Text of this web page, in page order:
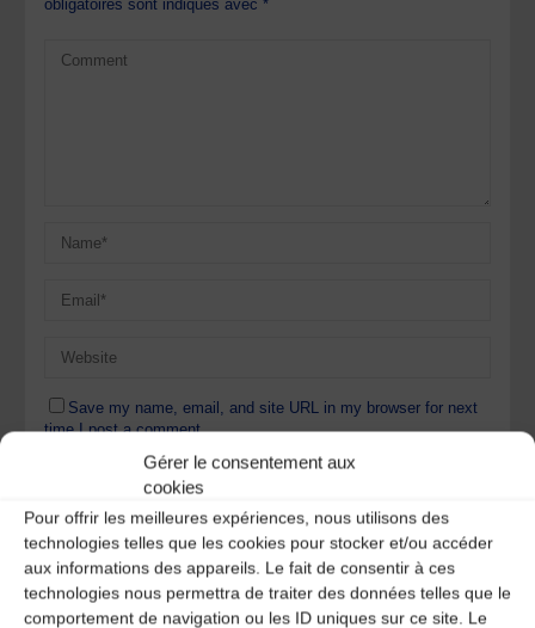
Gérer le consentement aux
cookies
Pour offrir les meilleures expériences, nous utilisons des
technologies telles que les cookies pour stocker et/ou accéder
aux informations des appareils. Le fait de consentir à ces
technologies nous permettra de traiter des données telles que le
comportement de navigation ou les ID uniques sur ce site. Le
obligatoires sont indiqués avec*
Save my name, email, and site URL in my browser for next
time I post a comment.
Ce site utilise Akismet pour réduire les indésirables.En
savoir plus sur la façon dont les données de vos
commentaires sont traitées.